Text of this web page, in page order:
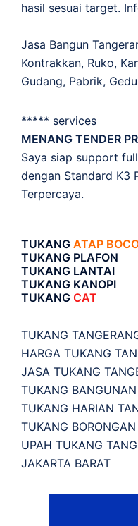
hasil sesuai target.
Jasa Bangun
Kontrakkan, Ruko,
Gudang, Pabrik,
***** services
MENANG TENDER
Saya siap support
dengan Standard K3
Terpercaya.
TUKANG ATAP
TUKANG PLAFON
TUKANG LANTAI
TUKANG KANOPI
TUKANG CAT
TUKANG
HARGA TUKANG
JASA TUKANG
TUKANG
TUKANG HARIAN
TUKANG
UPAH TUKANG
JAKARTA BARAT